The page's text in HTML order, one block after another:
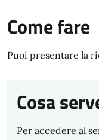
Come fare
Puoi presentare la
Cosa
Per accedere al